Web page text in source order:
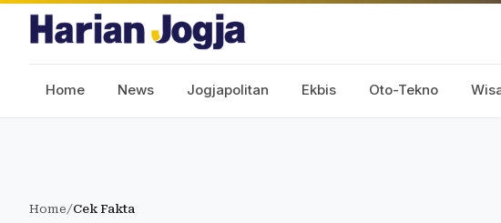
Home News Jogjapolitan Ekbis Oto-Tekno
Home/Cek Fakta